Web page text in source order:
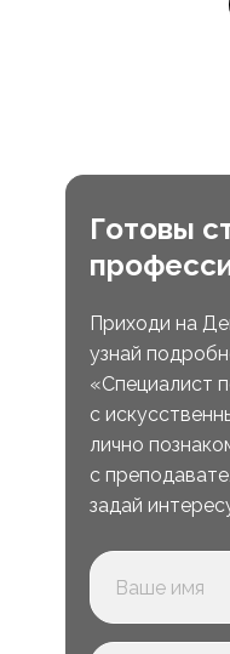
Готовы
Приходи на
узнай
«Специалист
с
лично
с
задай